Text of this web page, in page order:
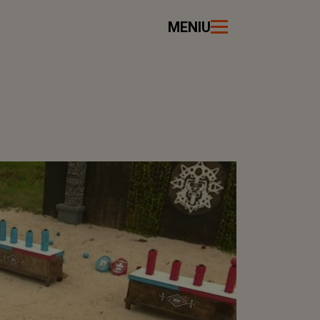
MENIU